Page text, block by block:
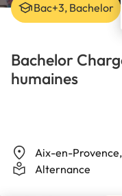
Bachelor
humaines
Aix-en-
Paris, Reims,
Alternance
Bac+3, Bachelor